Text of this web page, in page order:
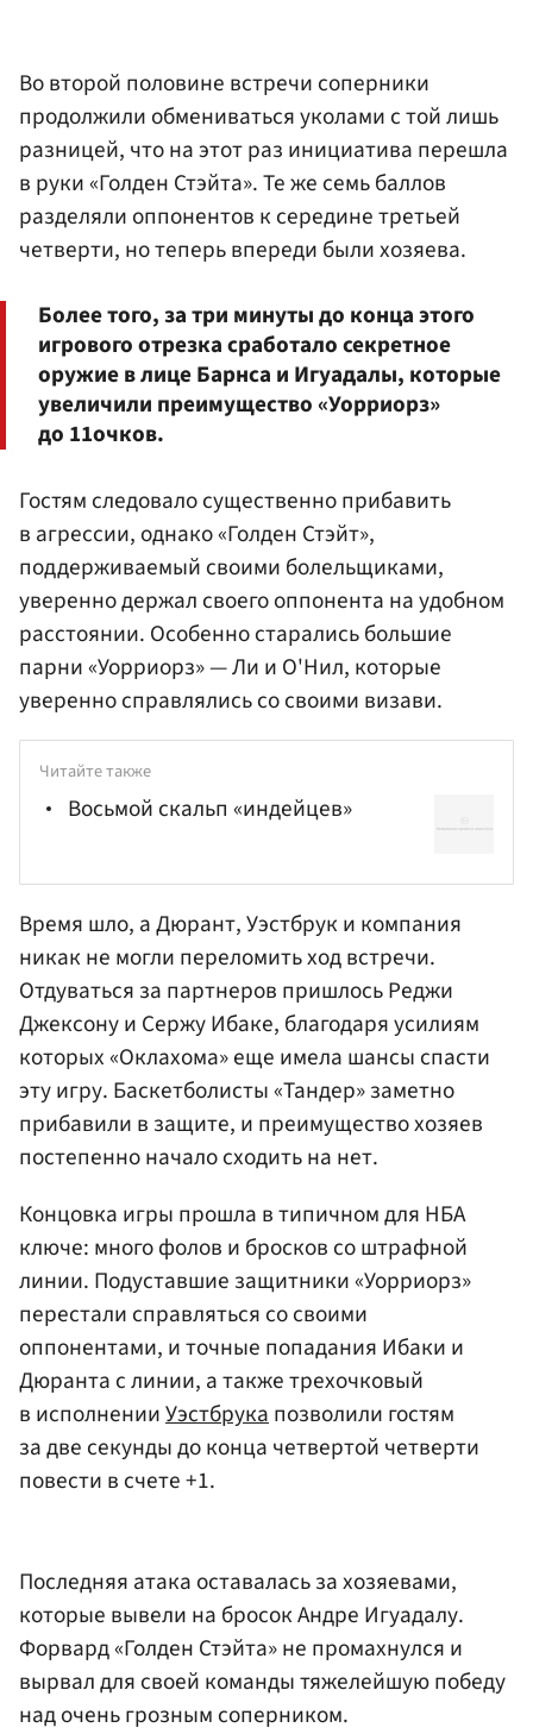
Во второй половине встречи соперники
продолжили обмениваться уколами с той лишь
разницей, что на этот раз инициатива перешла
в руки «Голден Стэйта». Те же семь баллов
разделяли оппонентов к середине третьей
четверти, но теперь впереди были хозяева.
Более того, за три минуты до конца этого
игрового отрезка сработало секретное
оружие в лице Барнса и Игуадалы, которые
увеличили преимущество «Уорриорз»
до 11очков.
Гостям следовало существенно прибавить
в агрессии, однако «Голден Стэйт»,
поддерживаемый своими болельщиками,
уверенно держал своего оппонента на удобном
расстоянии. Особенно старались большие
парни «Уорриорз» — Ли и О'Нил, которые
уверенно справлялись со своими визави.
Читайте также
Восьмой скальп «индейцев»
Время шло, а Дюрант, Уэстбрук и компания
никак не могли переломить ход встречи.
Отдуваться за партнеров пришлосьРеджи
Джексонуи Сержу Ибаке, благодаря усилиям
которых «Оклахома» еще имела шансы спасти
эту игру. Баскетболисты«Тандер»заметно
прибавили в защите, и преимущество хозяев
постепенно начало сходить на нет.
Концовка игры прошла в типичном для НБА
ключе: много фолов и бросков со штрафной
линии. Подуставшие защитники «Уорриорз»
перестали справляться со своими
оппонентами, и точные попадания Ибаки и
Дюранта с линии, а также трехочковый
в исполненииУэстбрукапозволили гостям
за две секунды до конца четвертой четверти
повести в счете +1.
Последняя атака оставалась за хозяевами,
которые вывели на бросок Андре Игуадалу.
Форвард «Голден Стэйта» не промахнулся и
вырвал для своей команды тяжелейшую победу
над очень грозным соперником.